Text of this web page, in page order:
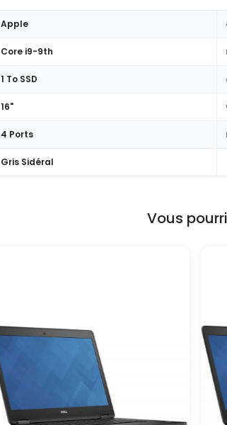
Apple
Core i9-9th
1 To SSD
16"
4 Ports
Gris Sidéral
Vous